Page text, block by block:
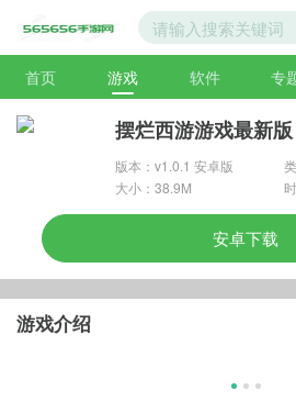
首页 游戏 软件 专
摆烂西游游戏最新版
版本：v1.0.1 安卓版
大小：38.9M
安卓下载
游戏介绍